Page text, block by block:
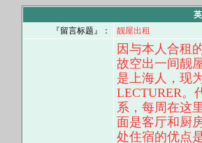
『留言标题』：
靓屋出租
因与本人合租
故空出一间靓
是上海人，现
LECTURER。
系，每周在这
面是客厅和厨
处住宿的优点